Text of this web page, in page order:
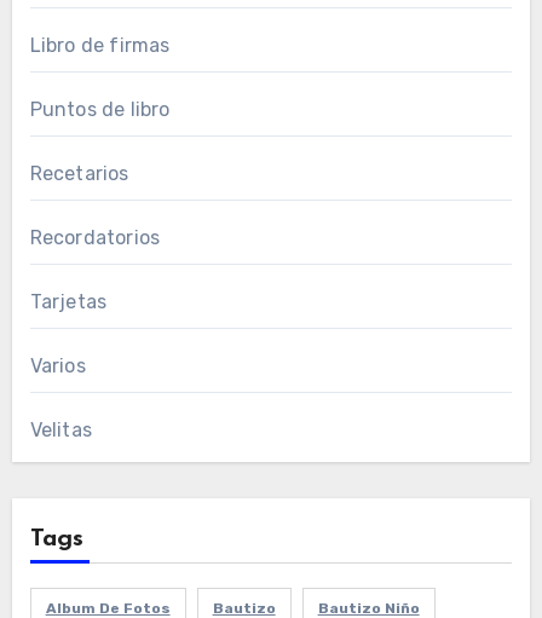
Libro de firmas
Puntos de libro
Recetarios
Recordatorios
Tarjetas
Varios
Velitas
Tags
Album De Fotos Bautizo Bautizo Niño